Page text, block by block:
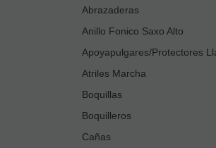
Abrazaderas
Anillo Fonico Saxo Alto
Apoyapulgares/Protectores
Atriles Marcha
Boquillas
Boquilleros
Cañas